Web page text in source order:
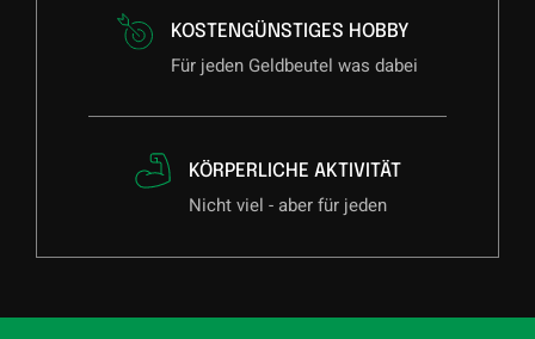
KOSTENGÜNSTIGES HOBBY
Für jeden Geldbeutel was dabei
KÖRPERLICHE AKTIVITÄT
Nicht viel - aber für jeden